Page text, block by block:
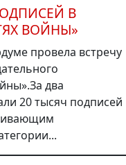
В
ВОЙНЫ»
провела встречу
два
20 тысяч подписей